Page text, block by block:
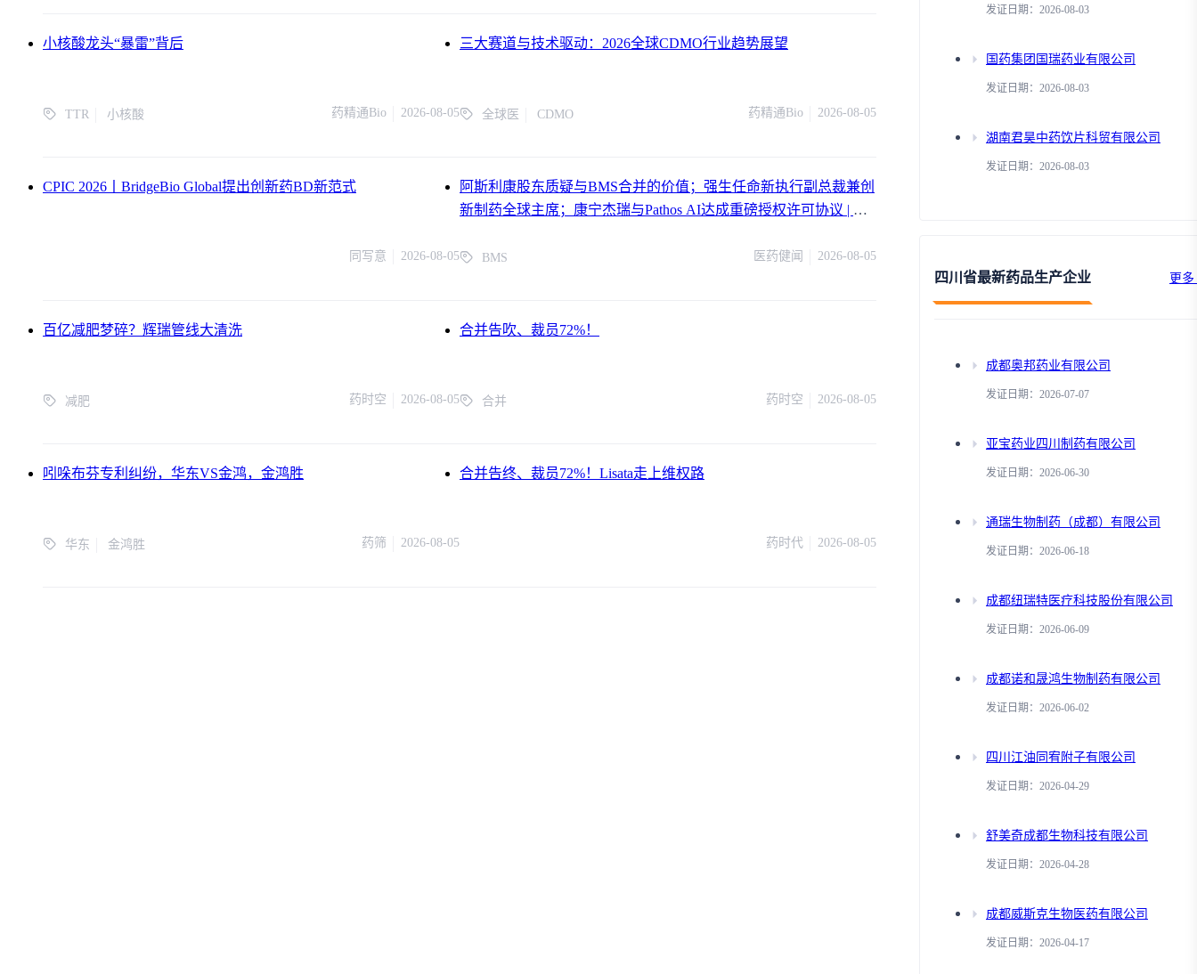
小核酸龙头“暴雷”背后
TTR 小核酸 药精通Bio 2026-08-05
三大赛道与技术驱动：2026全球CDMO行业趋势展望
全球医 CDMO 药精通Bio 2026-08-05
CPIC 2026丨BridgeBio Global提出创新药BD新范式
同写意 2026-08-05
阿斯利康股东质疑与BMS合并的价值；强生任命新执行副总裁兼创
新制药全球主席；康宁杰瑞与Pathos AI达成重磅授权许可协议 | 日
BMS 医药健闻 2026-08-05
百亿减肥梦碎？辉瑞管线大清洗
减肥 药时空 2026-08-05
合并告吹、裁员72%！
合并 药时空 2026-08-05
吲哚布芬专利纠纷，华东VS金鸿，金鸿胜
华东 金鸿胜 药筛 2026-08-05
合并告终、裁员72%！Lisata走上维权路
药时代 2026-08-05
发证日期：2026-08-03
国药集团国瑞药业有限公司
发证日期：2026-08-03
湖南君昊中药饮片科贸有限公司
发证日期：2026-08-03
四川省最新药品生产企业 更多
成都奥邦药业有限公司
发证日期：2026-07-07
亚宝药业四川制药有限公司
发证日期：2026-06-30
通瑞生物制药（成都）有限公司
发证日期：2026-06-18
成都纽瑞特医疗科技股份有限公司
发证日期：2026-06-09
成都诺和晟鸿生物制药有限公司
发证日期：2026-06-02
四川江油同宥附子有限公司
发证日期：2026-04-29
舒美奇成都生物科技有限公司
发证日期：2026-04-28
成都威斯克生物医药有限公司
发证日期：2026-04-17